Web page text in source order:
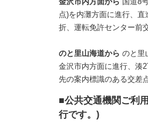
点)を内灘方面に進行、
折、運転免許センター前
のと里山海道から のと里
金沢市内方面に進行、湊
先の案内標識のある交差
■公共交通機関ご利
行です。)